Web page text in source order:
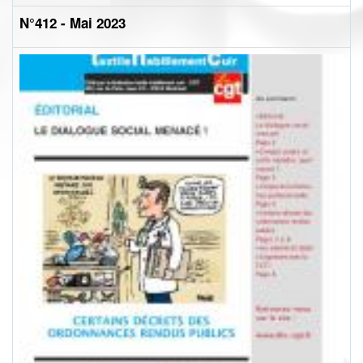
N°412 - Mai 2023